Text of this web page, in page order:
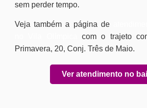
sem perder tempo.
Veja também a página de
com o trajeto
Primavera, 20, Conj. Três de Maio.
Ver atendimento no